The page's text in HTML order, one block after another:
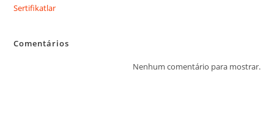
Sertifikatlar
Comentários
Nenhum comentário para mostrar.